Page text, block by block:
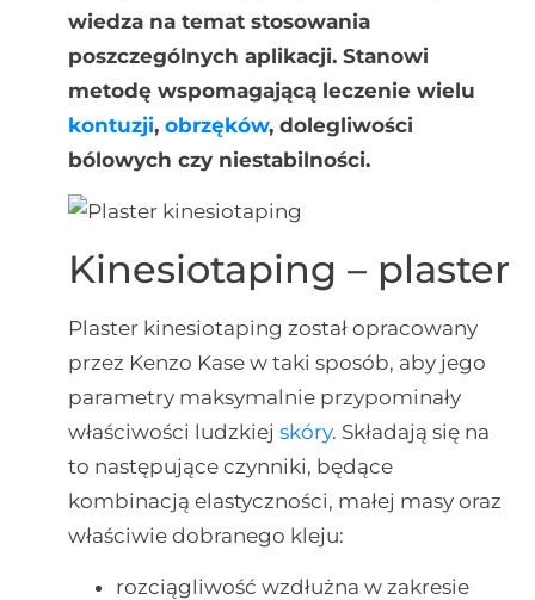
wiedza na temat stosowania
poszczególnych aplikacji. Stanowi
metodę wspomagającą leczenie wielu
kontuzji, obrzęków, dolegliwości
bólowych czy niestabilności.
Kinesiotaping – plaster
Plaster kinesiotaping został opracowany
przez Kenzo Kase w taki sposób, aby jego
parametry maksymalnie przypominały
właściwości ludzkiej skóry. Składają się na
to następujące czynniki, będące
kombinacją elastyczności, małej masy oraz
właściwie dobranego kleju:
rozciągliwość wzdłużna w zakresie